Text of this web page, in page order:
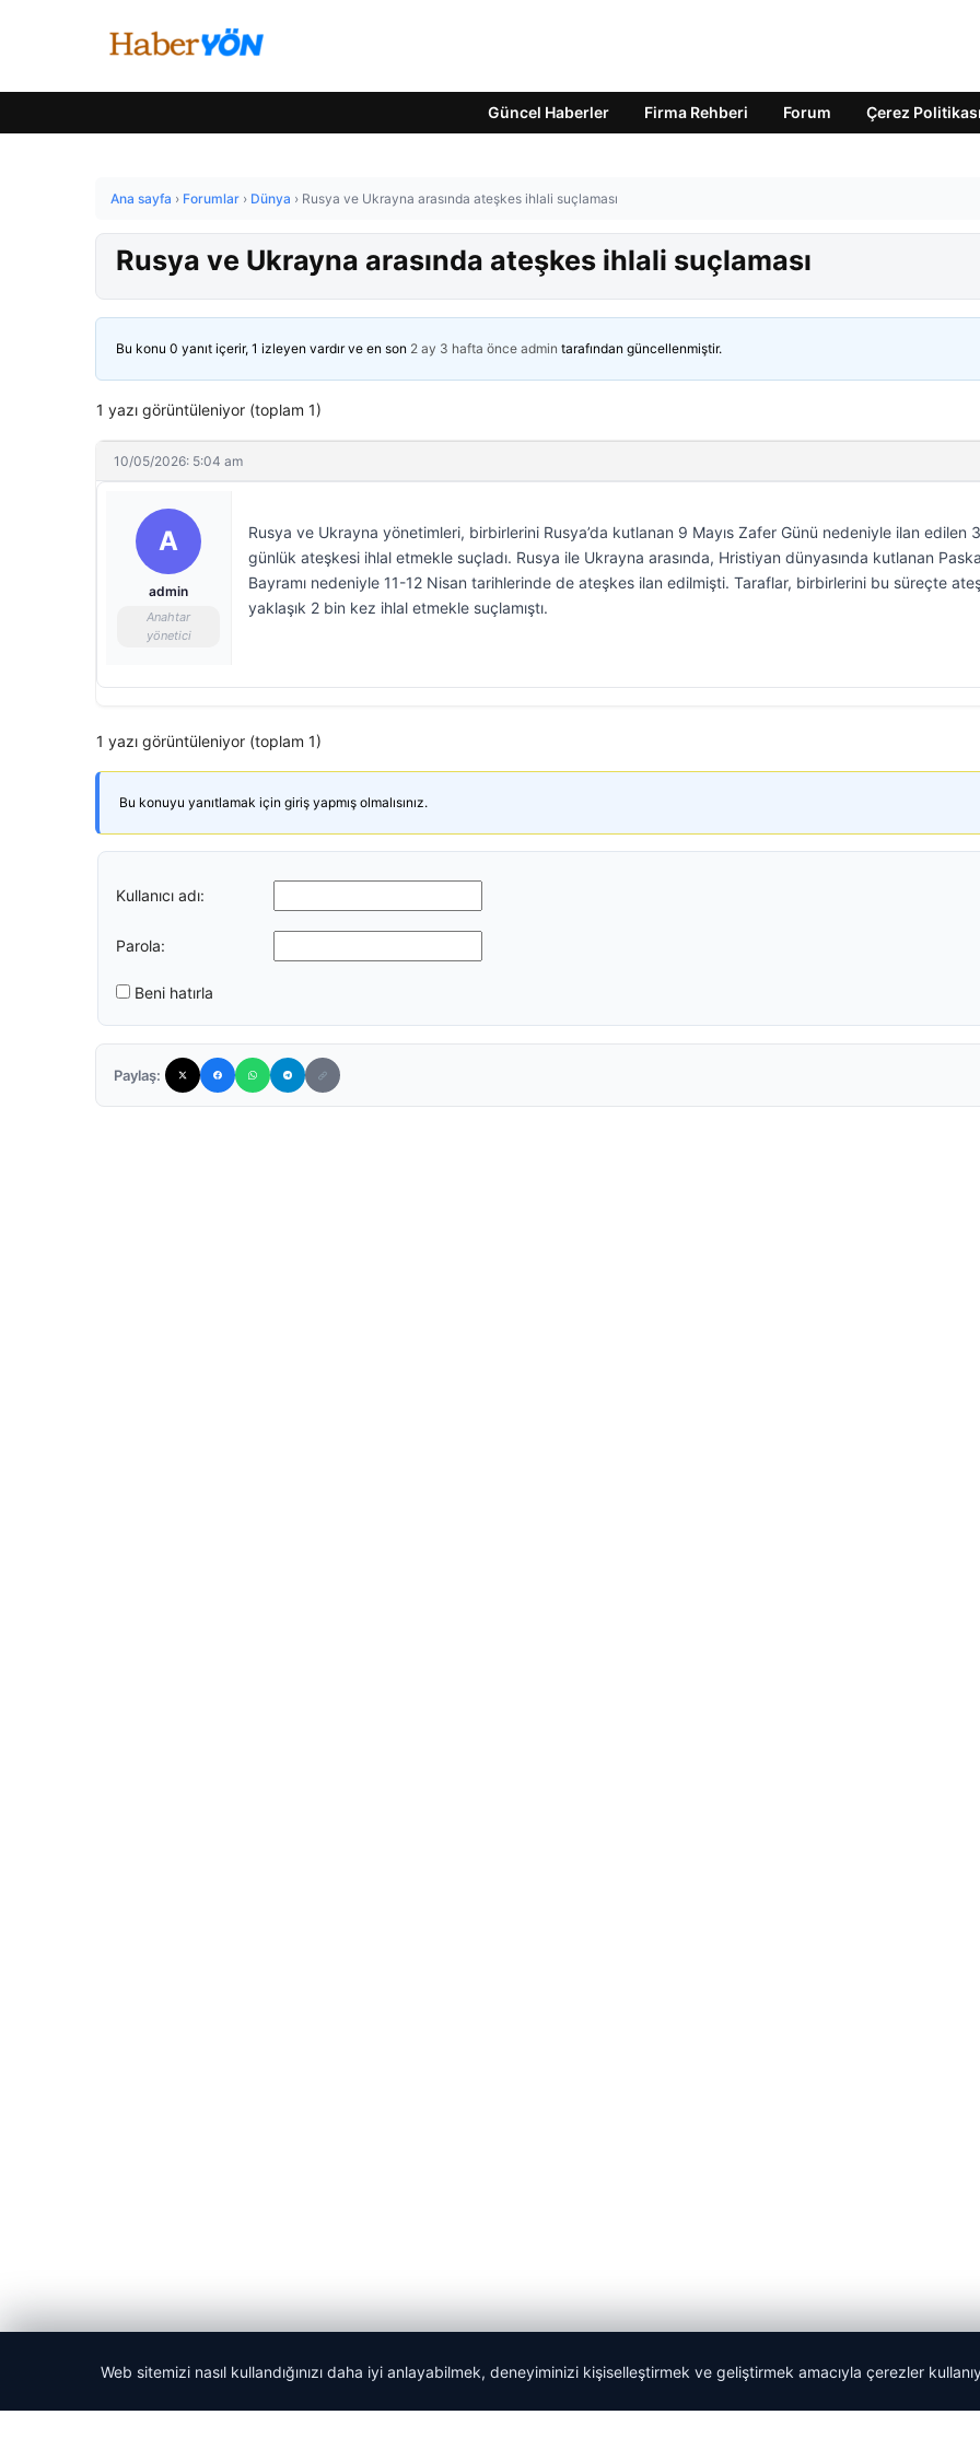
Güncel Haberler Firma Rehberi Forum Çerez Politikası
Ana sayfa › Forumlar › Dünya › Rusya ve Ukrayna arasında ateşkes ihlali suçlaması
Rusya ve Ukrayna arasında ateşkes ihlali suçlaması
Bu konu 0 yanıt içerir, 1 izleyen vardır ve en son 2 ay 3 hafta önce admin tarafından güncellenmiştir.
1 yazı görüntüleniyor (toplam 1)
10/05/2026: 5:04 am
A
admin
Anahtar
yönetici
Rusya ve Ukrayna yönetimleri, birbirlerini Rusya’da kutlanan 9 Mayıs Zafer Günü nedeniyle ilan edilen 3
günlük ateşkesi ihlal etmekle suçladı. Rusya ile Ukrayna arasında, Hristiyan dünyasında kutlanan
Bayramı nedeniyle 11-12 Nisan tarihlerinde de ateşkes ilan edilmişti. Taraflar, birbirlerini bu süreçte
yaklaşık 2 bin kez ihlal etmekle suçlamıştı.
1 yazı görüntüleniyor (toplam 1)
Bu konuyu yanıtlamak için giriş yapmış olmalısınız.
Kullanıcı adı:
Parola:
Beni hatırla
Paylaş:
Web sitemizi nasıl kullandığınızı daha iyi anlayabilmek, deneyiminizi kişiselleştirmek ve geliştirmek amacıyla çerezler